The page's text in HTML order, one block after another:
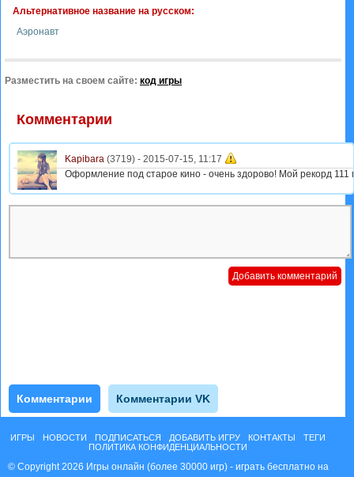
Альтернативное название на русском:
Аэронавт
Разместить на своем сайте: код игры
Комментарии
Kapibara (3719) - 2015-07-15, 11:17
Оформление под старое кино - очень здорово! Мой рекорд 111
Комментарии Комментарии VK
ИГРЫ НОВОСТИ ПОДПИСАТЬСЯ ДОБАВИТЬ ИГРУ КОНТАКТЫ
ТЕГИ
ПОЛИТИКА КОНФИДЕНЦИАЛЬНОСТИ
© Copyright 2026 Игры онлайн (более 30000 игр) - играть бесплатно на